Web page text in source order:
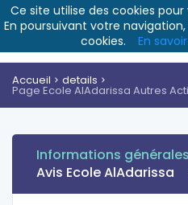
Accueil details
Page Ecole AlAdarissa Autres
Informations générales
Avis Ecole AlAdarissa
Ce site utilise des cookies
En poursuivant votre
cookies.
En